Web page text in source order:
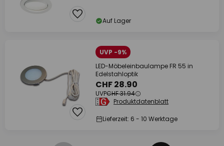
Auf Lager
UVP -9%
LED-Möbeleinbaulampe FR 55 in
Edelstahloptik
CHF 28.90
UVPCHF 31.94
Produktdatenblatt
Lieferzeit: 6 - 10 Werktage